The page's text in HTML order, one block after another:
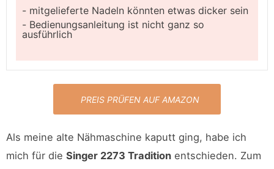
mitgelieferte Nadeln könnten etwas dicker sein
Bedienungsanleitung ist nicht ganz so
ausführlich
PREIS PRÜFEN AUF AMAZON
Als meine alte Nähmaschine kaputt ging, habe ich
mich für die Singer 2273 Tradition entschieden. Zum